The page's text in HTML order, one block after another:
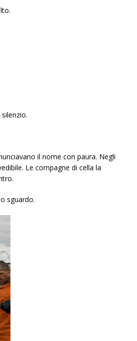
il nome con paura. Negli
Le compagne di cella la
sguardo.